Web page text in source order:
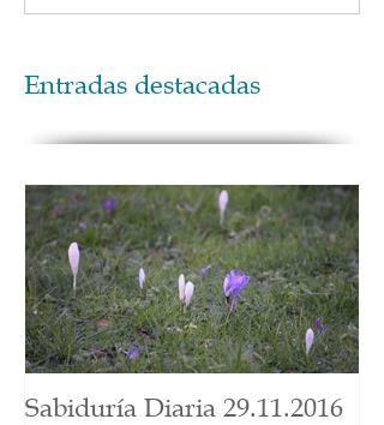
Entradas destacadas
Sabiduría Diaria 29.11.2016